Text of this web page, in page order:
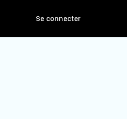
Se connecter